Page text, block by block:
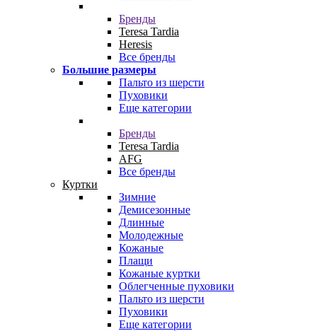
Бренды
Teresa Tardia
Heresis
Все бренды
Большие размеры
Пальто из шерсти
Пуховики
Еще категории
Бренды
Teresa Tardia
AFG
Все бренды
Куртки
Зимние
Демисезонные
Длинные
Молодежные
Кожаные
Плащи
Кожаные куртки
Облегченные пуховики
Пальто из шерсти
Пуховики
Еще категории